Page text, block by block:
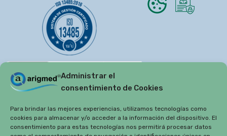
Administrar el
consentimiento de Cookies
Para brindar las mejores experiencias, utilizamos tecnologías como
cookies para almacenar y/o acceder a la información del dispositivo. El
consentimiento para estas tecnologías nos permitirá procesar datos